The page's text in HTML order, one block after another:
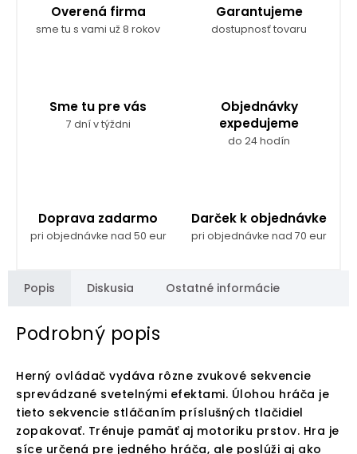
Overená firma
sme tu s vami už 8 rokov
Garantujeme
dostupnosť tovaru
Sme tu pre vás
7 dní v týždni
Objednávky
expedujeme
do 24 hodín
Doprava zadarmo
pri objednávke nad 50 eur
Darček k objednávke
pri objednávke nad 70 eur
Popis Diskusia Ostatné informácie
Podrobný popis
Herný ovládač vydáva rôzne zvukové sekvencie
sprevádzané svetelnými efektami. Úlohou hráča je
tieto sekvencie stláčaním príslušných tlačidiel
zopakovať. Trénuje pamäť aj motoriku prstov. Hra je
síce určená pre jedného hráča, ale poslúži aj ako